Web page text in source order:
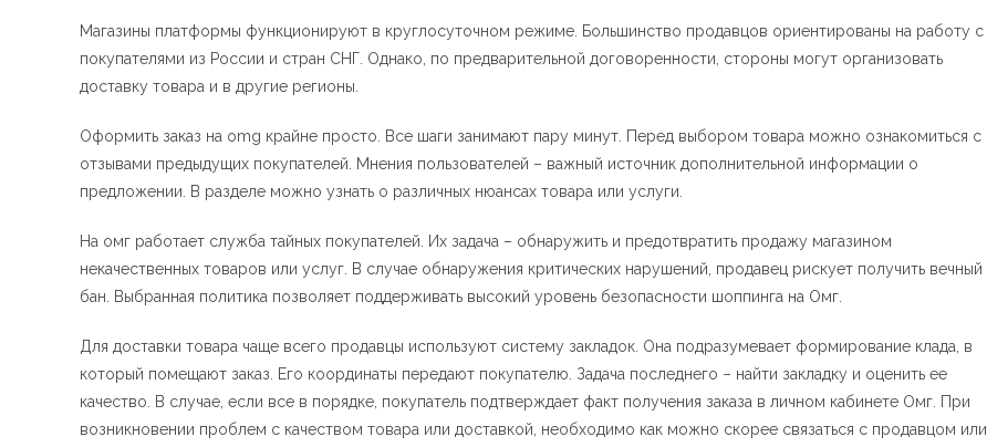
Магазины платформы функционируют в круглосуточном режиме. Большинство продавцов ориентированы на работу с
покупателями из России и стран СНГ. Однако, по предварительной договоренности, стороны могут организовать
доставку товара и в другие регионы.
Оформить заказ на omg крайне просто. Все шаги занимают пару минут. Перед выбором товара можно ознакомиться с
отзывами предыдущих покупателей. Мнения пользователей – важный источник дополнительной информации о
предложении. В разделе можно узнать о различных нюансах товара или услуги.
На омг работает служба тайных покупателей. Их задача – обнаружить и предотвратить продажу магазином
некачественных товаров или услуг. В случае обнаружения критических нарушений, продавец рискует получить вечный
бан. Выбранная политика позволяет поддерживать высокий уровень безопасности шоппинга на Омг.
Для доставки товара чаще всего продавцы используют систему закладок. Она подразумевает формирование клада, в
который помещают заказ. Его координаты передают покупателю. Задача последнего – найти закладку и оценить ее
качество. В случае, если все в порядке, покупатель подтверждает факт получения заказа в личном кабинете Омг. При
возникновении проблем с качеством товара или доставкой, необходимо как можно скорее связаться с продавцом или